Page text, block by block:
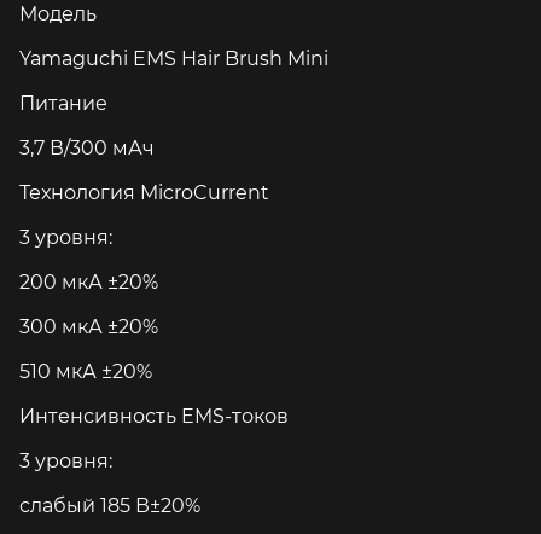
Модель
Yamaguchi EMS Hair Brush Mini
Питание
3,7 В/300 мАч
Технология MicroCurrent
3 уровня:
200 мкА ±20%
300 мкА ±20%
510 мкА ±20%
Интенсивность EMS-токов
3 уровня:
слабый 185 В±20%